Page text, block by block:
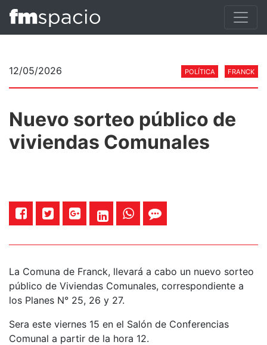
12/05/2026 POLÍTICA FRANCK
Nuevo sorteo público de
viviendas Comunales
La Comuna de Franck, llevará a cabo un nuevo sorteo
público de Viviendas Comunales, correspondiente a
los Planes N° 25, 26 y 27.
Sera este viernes 15 en el Salón de Conferencias
Comunal a partir de la hora 12.